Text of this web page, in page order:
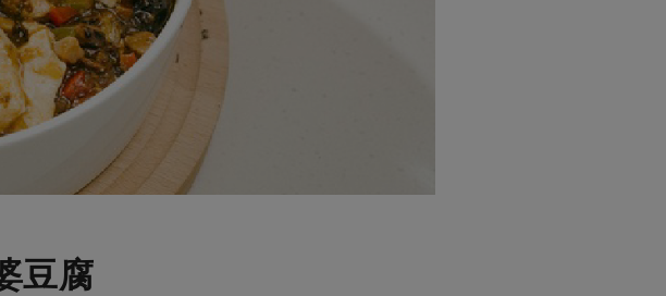
豆腐